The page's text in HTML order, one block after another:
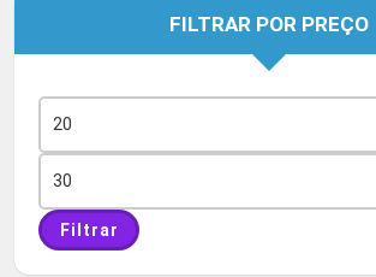
FILTRAR POR PREÇO
mínimo
máximo
Filtrar